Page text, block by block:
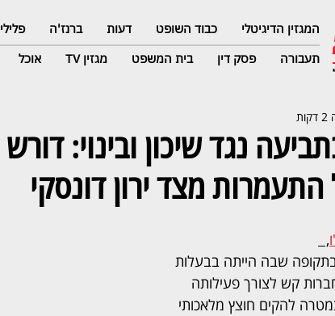
המגזין הדיגיטלי כבוד השופט דעות ברנז'ה
תעבורה
פסק דין בית המשפט מגזין TV אוכל
מצד ירון דונסקי
,
בתקופה שבה הייתה בבעלות
קש לצורך פעילותה
להקים חוצץ מלאכותי